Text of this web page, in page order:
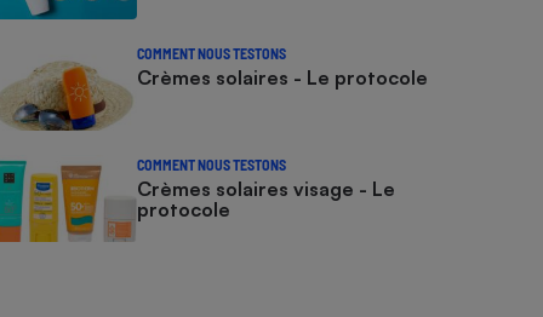
COMMENT NOUS TESTONS
Crèmes solaires - Le protocole
COMMENT NOUS TESTONS
Crèmes solaires visage - Le
protocole